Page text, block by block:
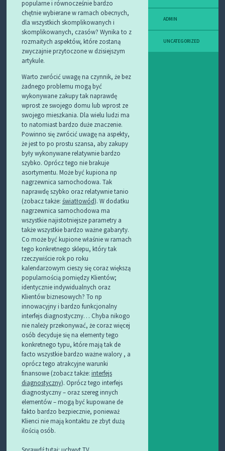
popularne i równocześnie bardzo
chętnie wybierane w ramach obecnych,
dla wszystkich skomplikowanych i
skomplikowanych, czasów? Wynika to z
rozmaitych aspektów, które zostaną
zwyczajnie przytoczone w dzisiejszym
artykule.
Warto zwrócić uwagę na czynnik, że bez
żadnego problemu mogą być
wykonywane zakupy tak naprawdę
wprost ze swojego domu lub wprost ze
swojego mieszkania. Dla wielu ludzi ma
to natomiast bardzo duże znaczenie.
Powinno się zwrócić uwagę na aspekty,
że jest to po prostu szansa, aby zakupy
były wykonywane relatywnie bardzo
szybko. Oprócz tego nie brakuje
asortymentu. Może być kupiona np
nagrzewnica samochodowa. Tak
naprawdę szybko oraz relatywnie tanio
(zobacz także: światłowód). W dodatku
nagrzewnica samochodowa ma
wszystkie najistotniejsze parametry a
także wszystkie bardzo ważne gabaryty.
Co może być kupione właśnie w ramach
tego konkretnego sklepu, który tak
rzeczywiście rok po roku
kalendarzowym cieszy się coraz większą
popularnością pomiędzy Klientów;
identycznie indywidualnych oraz
Klientów biznesowych? To np
innowacyjny i bardzo funkcjonalny
interfejs diagnostyczny… Chyba nikogo
nie należy przekonywać, że coraz więcej
osób decyduje się na elementy tego
konkretnego typu, które mają tak de
facto wszystkie bardzo ważne walory , a
oprócz tego atrakcyjne warunki
finansowe (zobacz także: interfejs
diagnostyczny). Oprócz tego interfejs
diagnostyczny – oraz szereg innych
elementów – mogą być kupowane de
fakto bardzo bezpiecznie, ponieważ
Klienci nie mają kontaktu ze zbyt dużą
ilością osób.
Sprawdź tutaj: uchwyt TV.
ADMIN
UNCATEGORIZED